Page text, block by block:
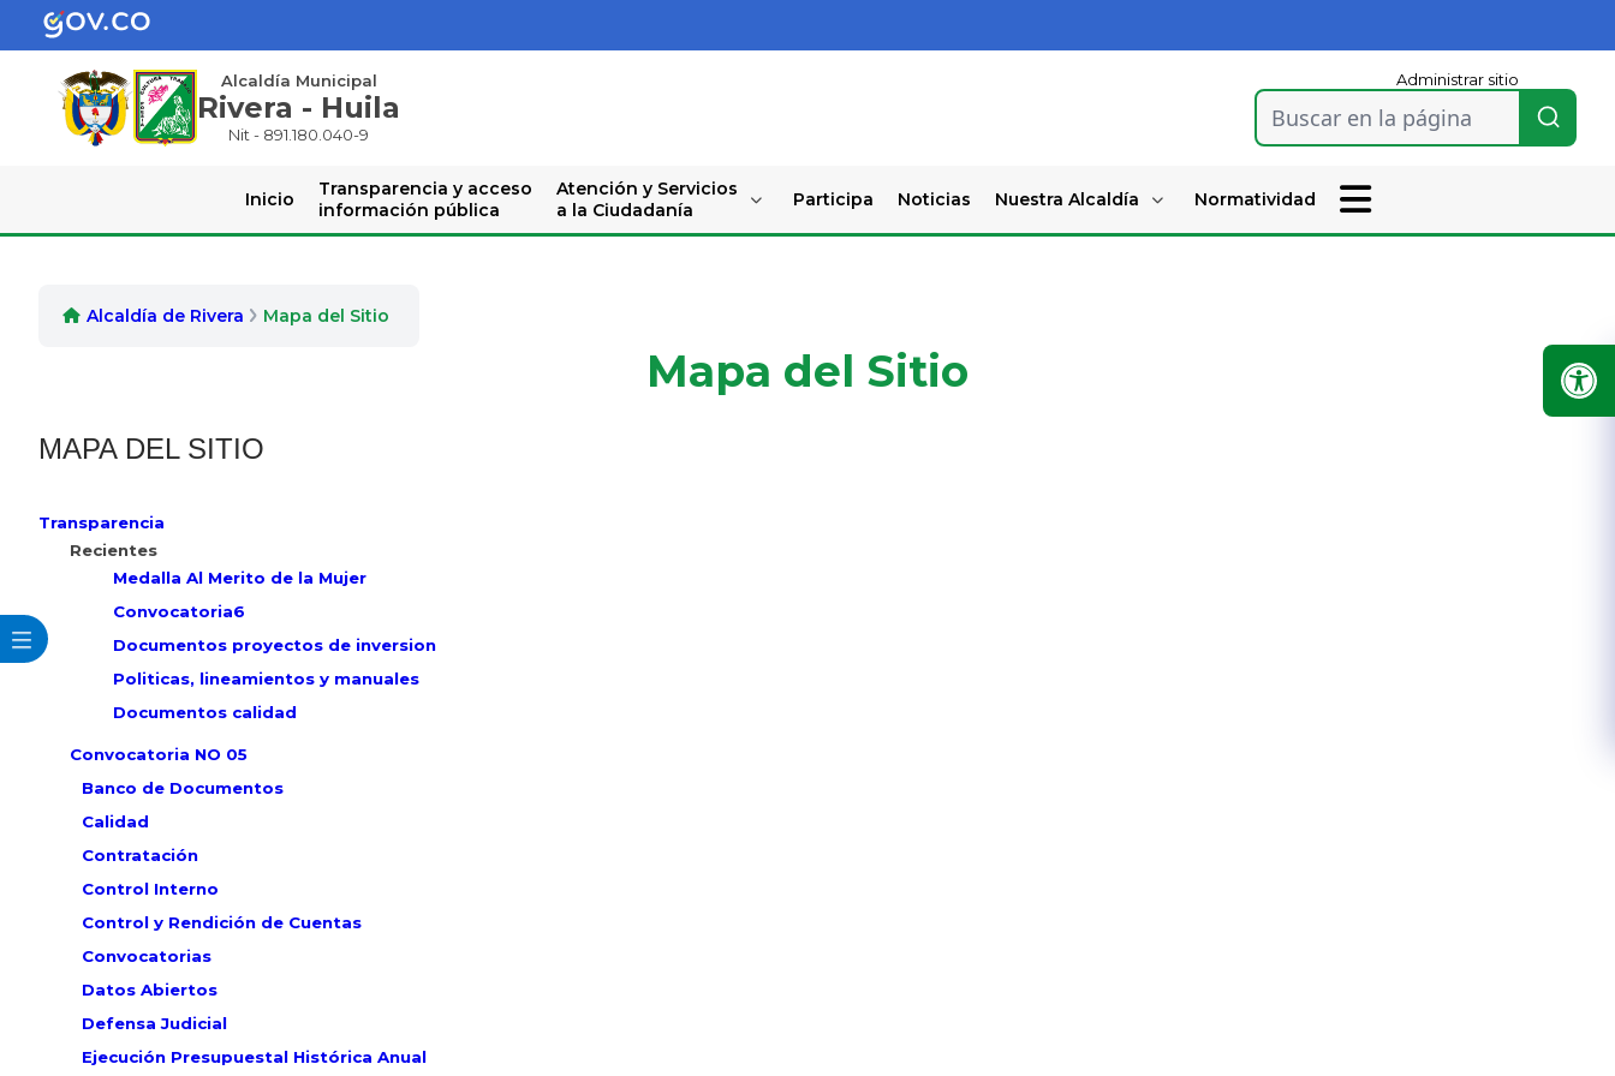
Alcaldía Municipal
Rivera - Huila
Nit - 891.180.040-9
Administrar sitio
Buscar en la página
Inicio
Transparencia y acceso
información pública
Atención y Servicios
a la Ciudadanía
Participa Noticias Nuestra Alcaldía Normatividad
Alcaldía de Rivera Mapa del Sitio
Mapa del Sitio
MAPA DEL SITIO
Transparencia
Recientes
Medalla Al Merito de la Mujer
Convocatoria6
Documentos proyectos de inversion
Politicas, lineamientos y manuales
Documentos calidad
Convocatoria NO 05
Banco de Documentos
Calidad
Contratación
Control Interno
Control y Rendición de Cuentas
Convocatorias
Datos Abiertos
Defensa Judicial
Ejecución Presupuestal Histórica Anual